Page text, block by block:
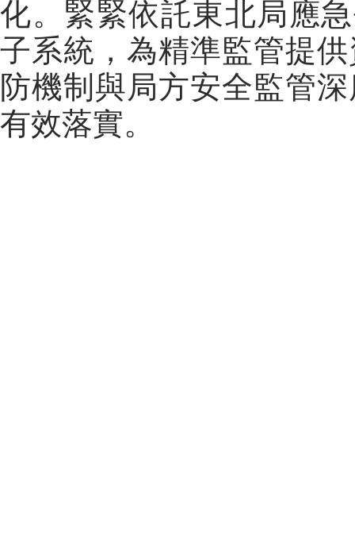
化。緊緊依託東北局應
子系統，為精準監管提
防機制與局方安全監管
有效落實。